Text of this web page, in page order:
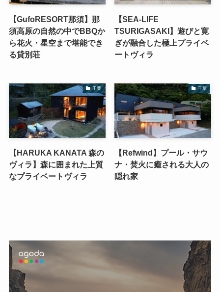
【GufoRESORT那須】那
須高原の自然の中でBBQか
ら花火・星空まで堪能でき
る貸別荘
【SEA-LIFE
TSURIGASAKI】遊びと寛
ぎが融合した極上プライベ
ートヴィラ
千葉
【HARUKA KANATA 森の
ヴィラ】森に囲まれた上質
なプライベートヴィラ
千葉
【Refwind】プール・サウ
ナ・焚火に癒される大人の
隠れ家